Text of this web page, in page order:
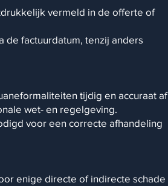
vermeld in de offerte of
de factuurdatum, tenzij anders
tijdig en accuraat af
wet- en regelgeving.
voor een correcte afhandeling
enige directe of indirecte schade